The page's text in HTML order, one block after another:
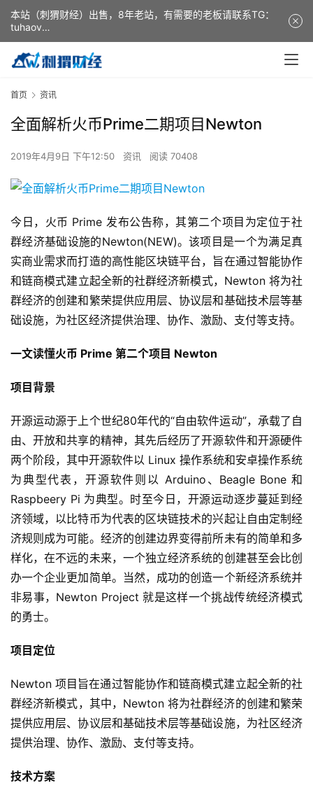
首页 资讯
全面解析火币Prime二期项目Newton
2019年4月9日 下午12:50 资讯 阅读 70408
今日，火币 Prime 发布公告称，其第二个项目为定位于社
群经济基础设施的Newton(NEW)。该项目是一个为满足真
实商业需求而打造的高性能区块链平台，旨在通过智能协作
和链商模式建立起全新的社群经济新模式，Newton 将为社
群经济的创建和繁荣提供应用层、协议层和基础技术层等基
础设施，为社区经济提供治理、协作、激励、支付等支持。
一文读懂火币 Prime 第二个项目 Newton
项目背景
开源运动源于上个世纪80年代的“自由软件运动”，承载了自
由、开放和共享的精神，其先后经历了开源软件和开源硬件
两个阶段，其中开源软件以 Linux 操作系统和安卓操作系统
为典型代表，开源软件则以 Arduino、Beagle Bone 和
Raspbeery Pi 为典型。时至今日，开源运动逐步蔓延到经
济领域，以比特币为代表的区块链技术的兴起让自由定制经
济规则成为可能。经济的创建边界变得前所未有的简单和多
样化，在不远的未来，一个独立经济系统的创建甚至会比创
办一个企业更加简单。当然，成功的创造一个新经济系统并
非易事，Newton Project 就是这样一个挑战传统经济模式
的勇士。
项目定位
Newton 项目旨在通过智能协作和链商模式建立起全新的社
群经济新模式，其中，Newton 将为社群经济的创建和繁荣
提供应用层、协议层和基础技术层等基础设施，为社区经济
提供治理、协作、激励、支付等支持。
技术方案
本站（刺猬财经）出售，8年老站，有需要的老板请联系TG：
tuhaov
This website (ciweicaijing) is for sale. It is a 8-year-old
website. If you need it, please contact TG: tuhaov